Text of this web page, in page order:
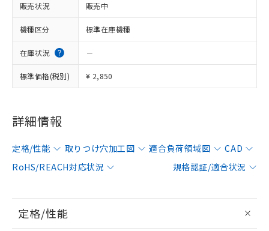
販売状況 販売中
機種区分 標準在庫機種
在庫状況 －
標準価格(税別) ¥ 2,850
詳細情報
定格/性能 取りつけ穴加工図 適合負荷領域図
CAD
RoHS/REACH対応状況
規格認証/適合状況
定格/性能